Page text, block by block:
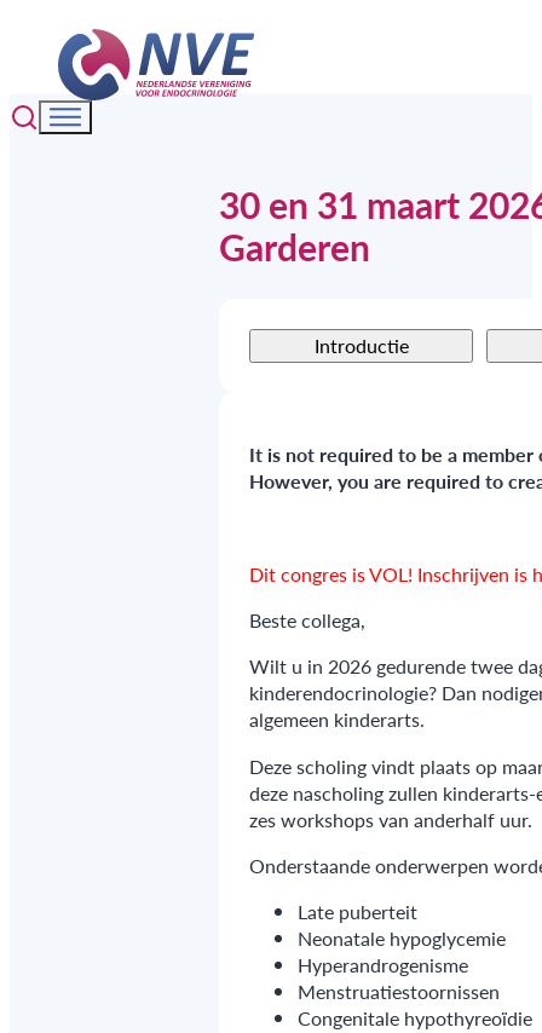
30 en 31 maart
Garderen
Introductie
It is not required to be a
However, you are required to
Dit congres is VOL! Inschrijven is
Beste collega,
Wilt u in 2026 gedurende twee
kinderendocrinologie? Dan
algemeen kinderarts.
Deze scholing vindt plaats op
deze nascholing zullen
zes workshops van anderhalf uur.
Onderstaande onderwerpen
Late puberteit
Neonatale hypoglycemie
Hyperandrogenisme
Menstruatiestoornissen
Congenitale hypothyreoïdie